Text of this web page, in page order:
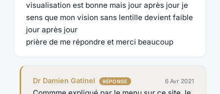
visualisation est bonne mais jour après jour je
sens que mon vision sans lentille devient faible
jour après jour
prière de me répondre et merci beaucoup
Dr Damien Gatinel 6 Avr 2021